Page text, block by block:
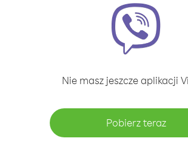
Nie masz jeszcze aplikacji
Pobierz teraz